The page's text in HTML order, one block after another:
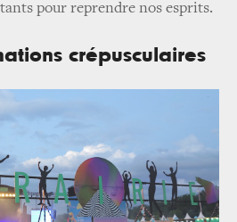
pour reprendre nos esprits.
crépusculaires